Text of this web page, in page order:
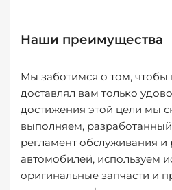
Наши преимущества
Мы заботимся о том,
доставлял вам только
достижения этой цели мы
выполняем,
регламент обслуживания и
автомобилей, используем
оригинальные запчасти и